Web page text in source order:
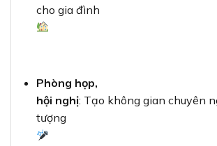
cho gia đình
Phòng họp,
hội nghị: Tạo không gian chuyên
tượng